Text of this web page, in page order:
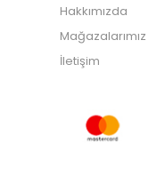
Hakkımızda
Mağazalarımız
İletişim